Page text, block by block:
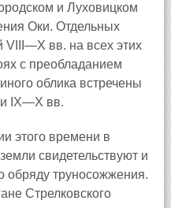
и Луховицком
Оки. Отдельных
VIII—X вв. на всех этих
с преобладанием
облика встречены
IX—X вв.
этого времени в
свидетельствуют и
обряду труносожжения.
Стрелковского